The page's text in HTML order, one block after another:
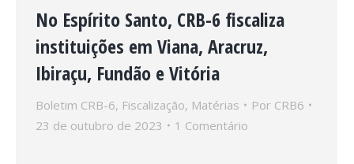
No Espírito Santo, CRB-6 fiscaliza
instituições em Viana, Aracruz,
Ibiraçu, Fundão e Vitória
Boletim CRB-6, Fiscalização, Matérias Por CRB6
23 de outubro de 2023
1 Comentário